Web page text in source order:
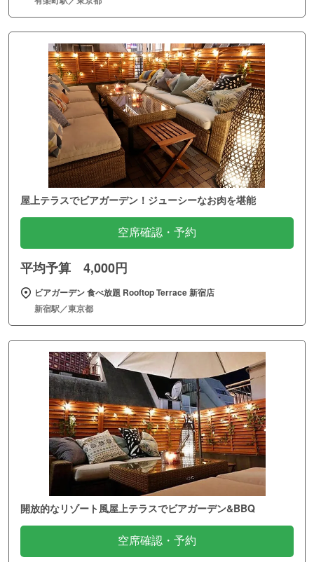
屋上テラスでビアガーデン！ジューシーなお肉を堪能
空席確認・予約
平均予算 4,000円
ビアガーデン 食べ放題 Rooftop Terrace 新宿店
新宿駅／東京都
開放的なリゾート風屋上テラスでビアガーデン&BBQ
空席確認・予約